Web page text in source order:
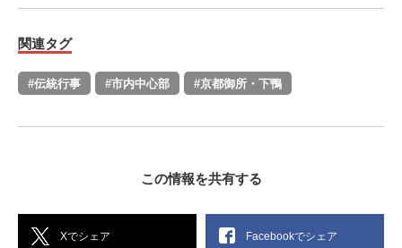
関連タグ
#伝統行事 #市内中心部 #京都御所・下鴨
この情報を共有する
Xでシェア Facebookでシェア